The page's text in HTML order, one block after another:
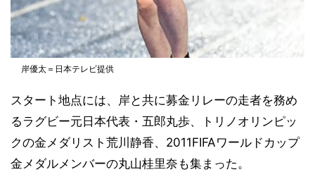
岸優太＝日本テレビ提供
スタート地点には、岸と共に募金リレーの走者を務め
るラグビー元日本代表・五郎丸歩、トリノオリンピッ
クの金メダリスト荒川静香、2011FIFAワールドカップ
金メダルメンバーの丸山桂里奈も集まった。